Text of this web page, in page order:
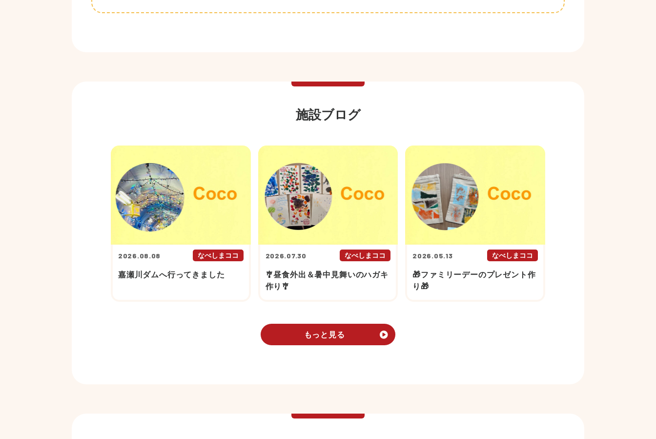
施設ブログ
2026.08.08 なべしまココ
嘉瀬川ダムへ行ってきました
2026.07.30 なべしまココ
🎐昼食外出＆暑中見舞いのハガキ
作り🎐
2026.05.13 なべしまココ
🎁ファミリーデーのプレゼント作
り🎁
もっと見る